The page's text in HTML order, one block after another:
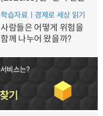
학습자료ㅣ경제로 세상 읽기
사람들은 어떻게 위험을
함께 나누어 왔을까?